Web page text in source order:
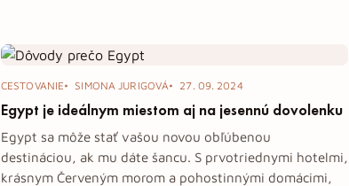
CESTOVANIE SIMONA JURIGOVÁ 27. 09. 2024
Egypt je ideálnym miestom aj na jesennú dovolenku
Egypt sa môže stať vašou novou obľúbenou
destináciou, ak mu dáte šancu. S prvotriednymi hotelmi,
krásnym Červeným morom a pohostinnými domácimi,